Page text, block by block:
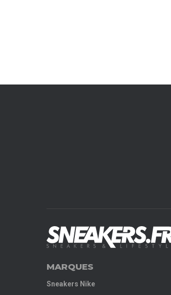
MARQUES
Sneakers Nike